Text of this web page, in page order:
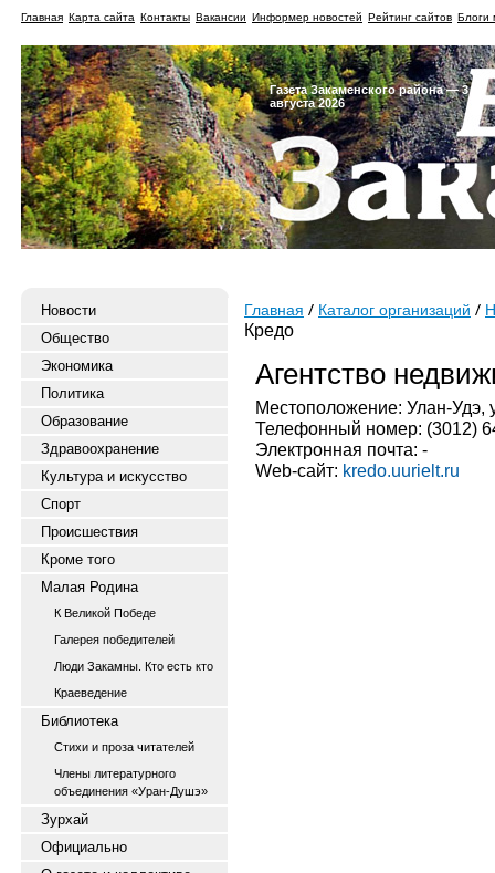
Главная Карта сайта Контакты Вакансии Информер новостей Рейтинг сайтов Блоги
Газета Закаменского района — 3
августа 2026
Новости
Общество
Экономика
Политика
Образование
Здравоохранение
Культура и искусство
Спорт
Происшествия
Кроме того
Малая Родина
К Великой Победе
Галерея победителей
Люди Закамны. Кто есть кто
Краеведение
Библиотека
Стихи и проза читателей
Члены литературного
объединения «Уран-Душэ»
Зурхай
Официально
Главная Каталог организаций
Кредо
Агентство
Местоположение: Улан-Удэ,
Телефонный номер: (3012)
Электронная почта: -
Web-сайт: kredo.uurielt.ru